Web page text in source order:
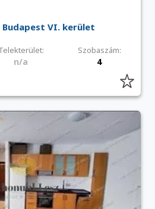
Budapest VI. kerület
Szobaszám:
n/a 4